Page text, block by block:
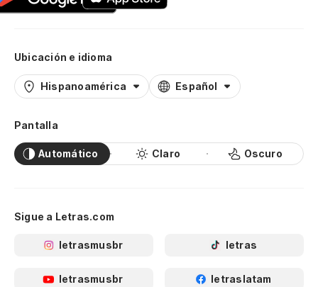
Ubicación e idioma
Hispanoamérica Español
Pantalla
Automático Claro Oscuro
Sigue a Letras.com
letrasmusbr letras
letrasmusbr letraslatam